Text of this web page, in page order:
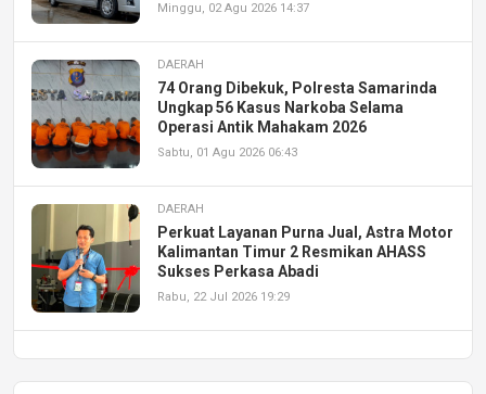
Minggu, 02 Agu 2026 14:37
DAERAH
74 Orang Dibekuk, Polresta Samarinda
Ungkap 56 Kasus Narkoba Selama
Operasi Antik Mahakam 2026
Sabtu, 01 Agu 2026 06:43
DAERAH
Perkuat Layanan Purna Jual, Astra Motor
Kalimantan Timur 2 Resmikan AHASS
Sukses Perkasa Abadi
Rabu, 22 Jul 2026 19:29